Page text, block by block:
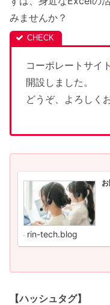
みませんか？
コーポレートサイト
開設しました。
どうぞ、よろしく
rin-tech.blog
【ハッシュタグ】